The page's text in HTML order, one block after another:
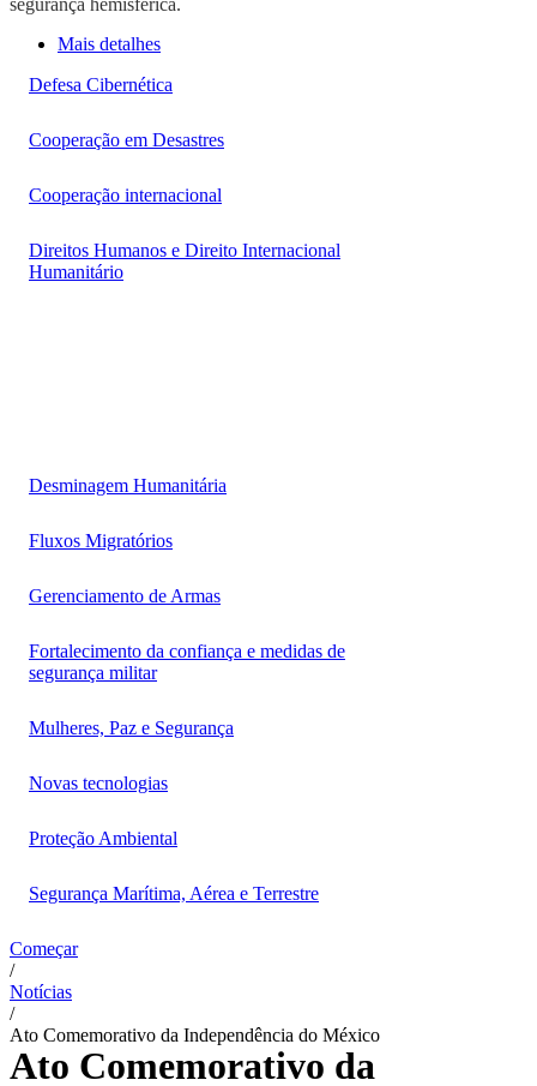
Mais detalhes
Defesa Cibernética
Cooperação em Desastres
Cooperação internacional
Direitos Humanos e Direito Internacional
Humanitário
Desminagem Humanitária
Fluxos Migratórios
Gerenciamento de Armas
Fortalecimento da confiança e medidas de
segurança militar
Mulheres, Paz e Segurança
Novas tecnologias
Proteção Ambiental
Segurança Marítima, Aérea e Terrestre
Começar
/
Notícias
/
Ato Comemorativo da Independência do México
Ato Comemorativo da